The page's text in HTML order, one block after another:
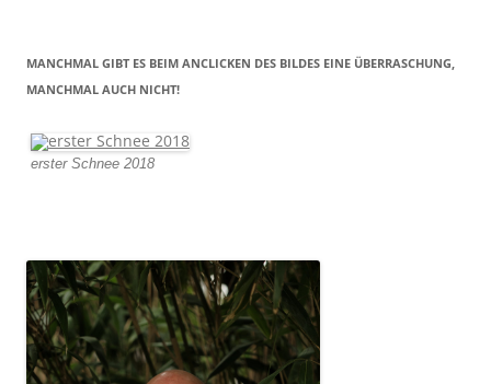
MANCHMAL GIBT ES BEIM ANCLICKEN DES BILDES EINE ÜBERRASCHUNG,
MANCHMAL AUCH NICHT!
erster Schnee 2018